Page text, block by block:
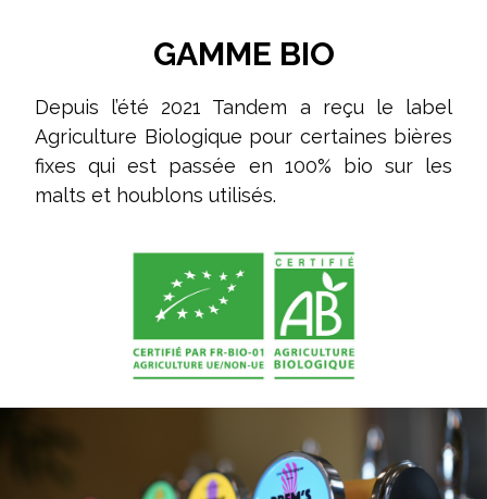
GAMME BIO
Depuis l’été 2021 Tandem a reçu le label
Agriculture Biologique pour certaines bières
fixes qui est passée en 100% bio sur les
malts et houblons utilisés.